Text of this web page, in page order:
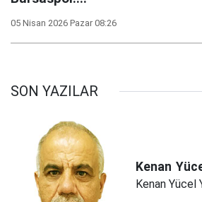
05 Nisan 2026 Pazar 08:26
SON YAZILAR
Kenan
Kenan Yücel